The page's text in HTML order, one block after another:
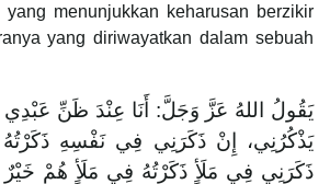
menunjukkan keharusan berzikir
yang diriwayatkan dalam sebuah
يَقُولُ اللهُ عَزَّ وَجَلَّ: أَنَا عِنْدَ ظَنِّ عَبْدِي
يَذْكُرُنِي، إِنْ ذَكَرَنِي فِي نَفْسِهِ
ذَكَرَنِي فِي مَلَأٍ ذَكَرْتُهُ فِي مَلَأٍ هُمْ